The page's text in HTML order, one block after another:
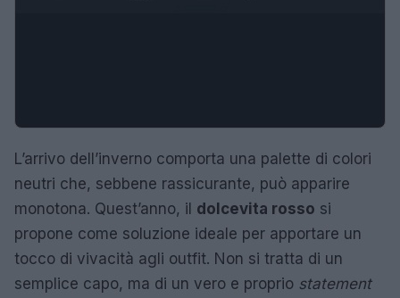
L’arrivo dell’inverno comporta una palette di colori
neutri che, sebbene rassicurante, può apparire
monotona. Quest’anno, il dolcevita rosso si
propone come soluzione ideale per apportare un
tocco di vivacità agli outfit. Non si tratta di un
semplice capo, ma di un vero e proprio statement